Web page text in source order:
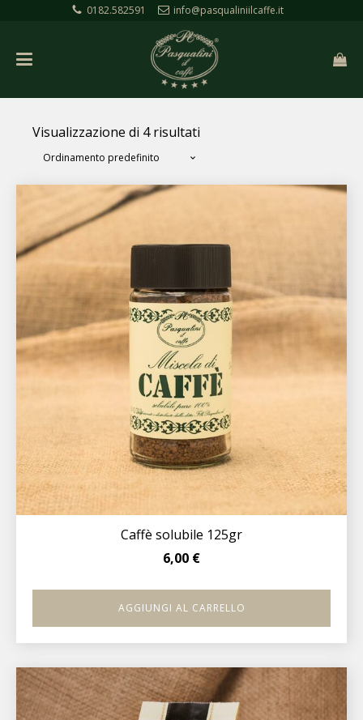
0182.582591 info@pasqualiniilcaffe.it
Visualizzazione di 4 risultati
Caffè solubile 125gr
6,00 €
AGGIUNGI AL CARRELLO